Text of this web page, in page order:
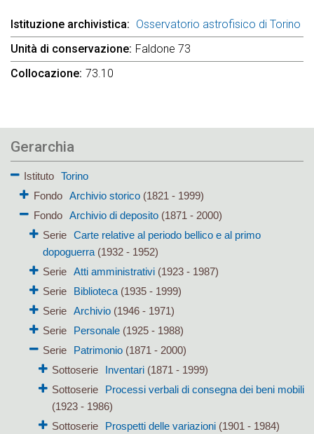
Istituzione archivistica
Osservatorio astrofisico di Torino
Unità di conservazione Faldone 73
Collocazione 73.10
Gerarchia
Istituto
Torino
Fondo
Archivio storico(1821 - 1999)
Fondo
Archivio di deposito(1871 - 2000)
Serie Carte relative al periodo bellico e al primo
dopoguerra(1932 - 1952)
Serie Atti amministrativi(1923 - 1987)
Serie
Biblioteca(1935 - 1999)
Serie Archivio(1946 - 1971)
Serie
Personale(1925 - 1988)
Serie
Patrimonio(1871 - 2000)
Sottoserie
Inventari (1871 - 1999)
Sottoserie
Processi verbali di consegna dei beni mobili
(1923 - 1986)
Sottoserie
Prospetti delle variazioni (1901 - 1984)